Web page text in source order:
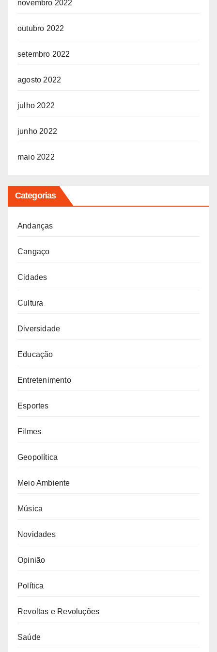
novembro 2022
outubro 2022
setembro 2022
agosto 2022
julho 2022
junho 2022
maio 2022
Categorias
Andanças
Cangaço
Cidades
Cultura
Diversidade
Educação
Entretenimento
Esportes
Filmes
Geopolítica
Meio Ambiente
Música
Novidades
Opinião
Política
Revoltas e Revoluções
Saúde